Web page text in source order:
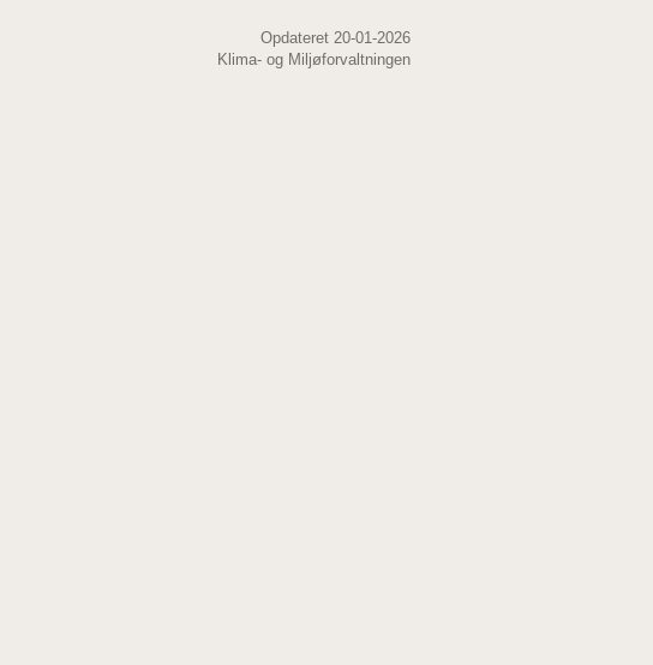
Opdateret 20-01-2026
Klima- og Miljøforvaltningen